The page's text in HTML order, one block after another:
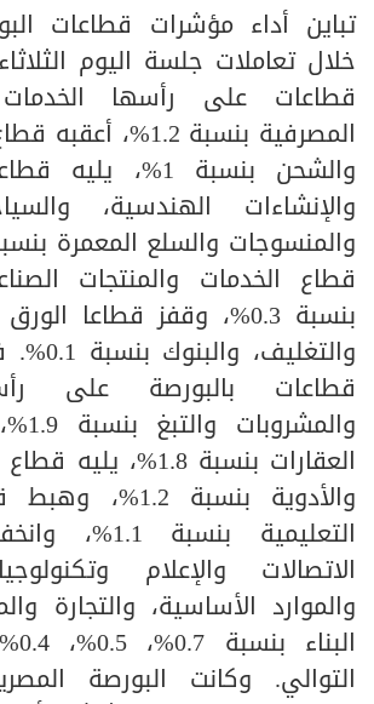
تباين أداء مؤشرات قطاعات
قطاعات على رأسها الخدمات
المصرفية بنسبة
والشحن بنسبة 1%،
والإنشاءات الهندسية،
قطاع الخدمات والمنتجات
بنسبة 0.3%، وقفز قطاعا
قطاعات بالبورصة على
العقارات بنسبة 1.8%،
والأدوية بنسبة
التعليمية
الاتصالات والإعلام
والموارد الأساسية، والتجارة
التوالي. وكانت البورصة